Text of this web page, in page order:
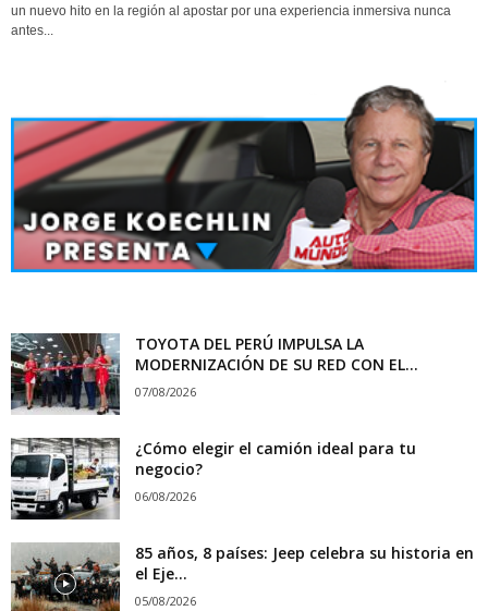
un nuevo hito en la región al apostar por una experiencia inmersiva nunca
antes...
TOYOTA DEL PERÚ IMPULSA LA
MODERNIZACIÓN DE SU RED CON EL...
07/08/2026
¿Cómo elegir el camión ideal para tu
negocio?
06/08/2026
85 años, 8 países: Jeep celebra su historia en
el Eje...
05/08/2026